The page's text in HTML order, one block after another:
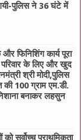
गयी-पुलिस ने 36 घंटे में
फिनिशिंग कार्य पूरा
के लिए और खुद
श्री मोदी,पुलिस
की 100 ग्राम एम.डी.
बनाकर लहसुन
सर्वोच्च प्राथमिकता